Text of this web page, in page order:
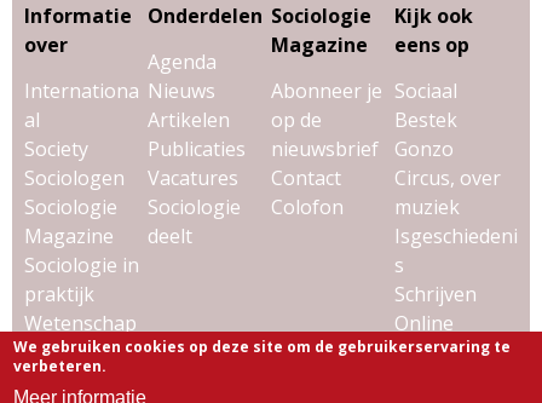
Informatie
over
Internationa
al
Society
Sociologen
Sociologie
Magazine
Sociologie in
praktijk
Wetenschap
& sociologie
Onderdelen
Agenda
Nieuws
Artikelen
Publicaties
Vacatures
Sociologie
deelt
Sociologie
Magazine
Abonneer je
op de
nieuwsbrief
Contact
Colofon
Kijk ook
eens op
Sociaal
Bestek
Gonzo
Circus, over
muziek
Isgeschiedeni
s
Schrijven
Online
Uitgeverij
We gebruiken cookies op deze site om de gebruikerservaring te
verbeteren.
Meer informatie